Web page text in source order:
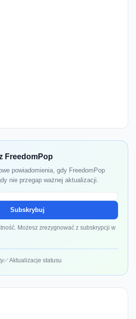
FreedomPop
powiadomienia, gdy FreedomPop
nie przegap ważnej aktualizacji.
Subskrybuj
Możesz zrezygnować z subskrypcji w
✅ Aktualizacje statusu